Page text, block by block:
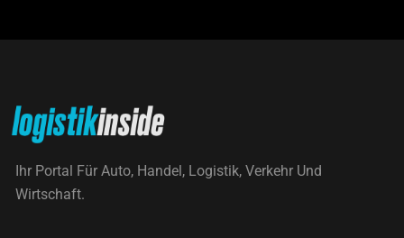
Logistik|Inside
Ihr Portal Für Auto, Handel, Logistik, Verkehr Und
Wirtschaft.